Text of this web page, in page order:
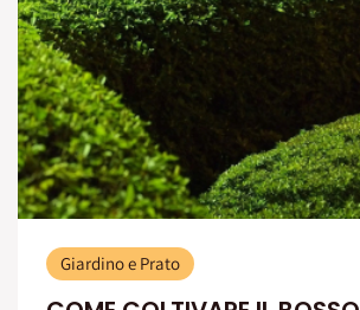
Giardino e Prato